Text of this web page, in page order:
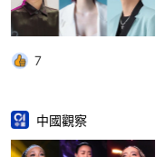
7
中國觀察